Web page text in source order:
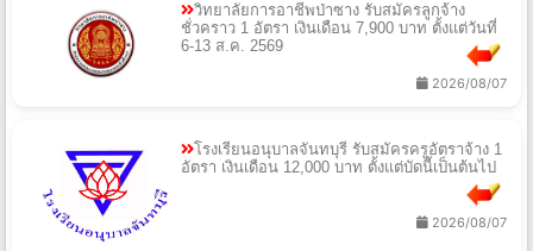
วิทยาลัยการอาชีพป่าซาง รับสมัครลูกจ้าง
ชั่วคราว 1 อัตรา เงินเดือน 7,900 บาท ตั้งแต่วันที่
6-13 ส.ค. 2569
2026/08/07
โรงเรียนอนุบาลจันทบุรี รับสมัครครูอัตราจ้าง 1
อัตรา เงินเดือน 12,000 บาท ตั้งแต่บัดนี้เป็นต้นไป
2026/08/07